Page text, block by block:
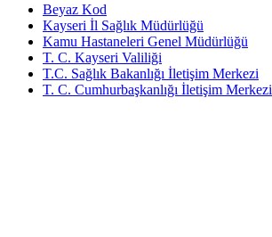
Beyaz Kod
Kayseri İl Sağlık Müdürlüğü
Kamu Hastaneleri Genel Müdürlüğü
T. C. Kayseri Valiliği
T.C. Sağlık Bakanlığı İletişim Merkezi
T. C. Cumhurbaşkanlığı İletişim Merkezi